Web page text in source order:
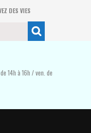
DES VIES
14h à 16h / ven. de